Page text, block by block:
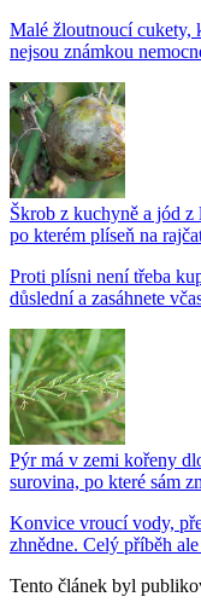
Malé žloutnoucí cukety,
nejsou známkou
Škrob z kuchyně a jód
po kterém plíseň na
Proti plísni není třeba
důslední a zasáhnete
Pýr má v zemi kořeny
surovina, po které sám
Konvice vroucí vody,
zhnědne. Celý příběh
Tento článek byl